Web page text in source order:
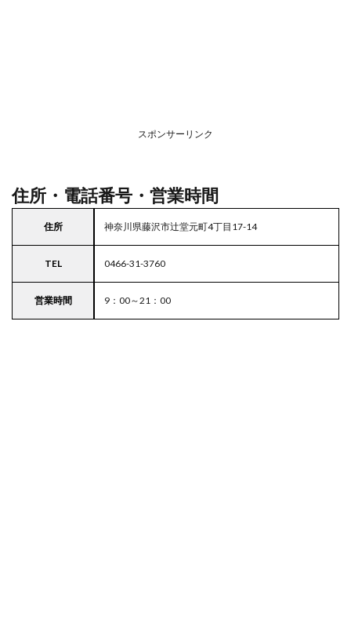
東京
都
区の
駐車
ーパ
ー
スポンサーリンク
住所・電話番号・営業時間
住所 神奈川県藤沢市辻堂元町4丁目17-14
TEL 0466-31-3760
営業時間 9：00～21：00